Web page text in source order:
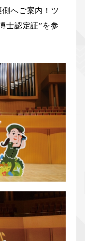
へご案内！ツ
士認定証”を参